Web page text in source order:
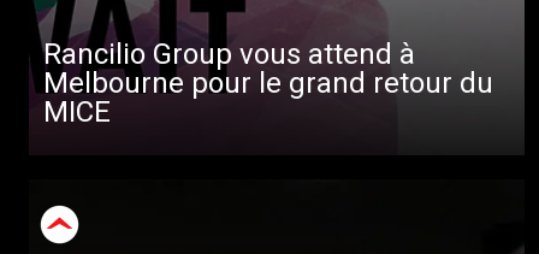
Rancilio Group vous attend à
Melbourne pour le grand retour du
MICE